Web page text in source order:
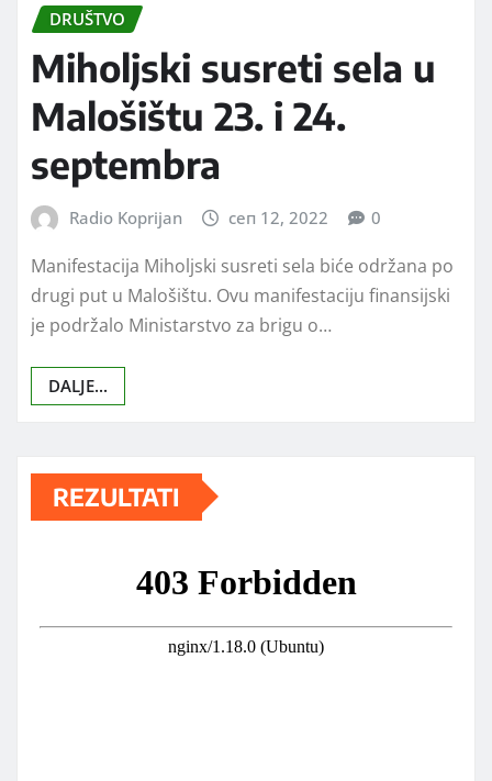
DRUŠTVO
Miholjski susreti sela u
Malošištu 23. i 24.
septembra
Radio Koprijan сеп 12, 2022 0
Manifestacija Miholjski susreti sela biće održana po
drugi put u Malošištu. Ovu manifestaciju finansijski
je podržalo Ministarstvo za brigu o…
DALJE...
REZULTATI